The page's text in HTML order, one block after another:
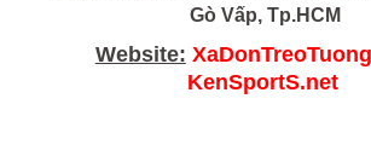
Gò Vấp, Tp.HCM
Website:
KenSportS.net